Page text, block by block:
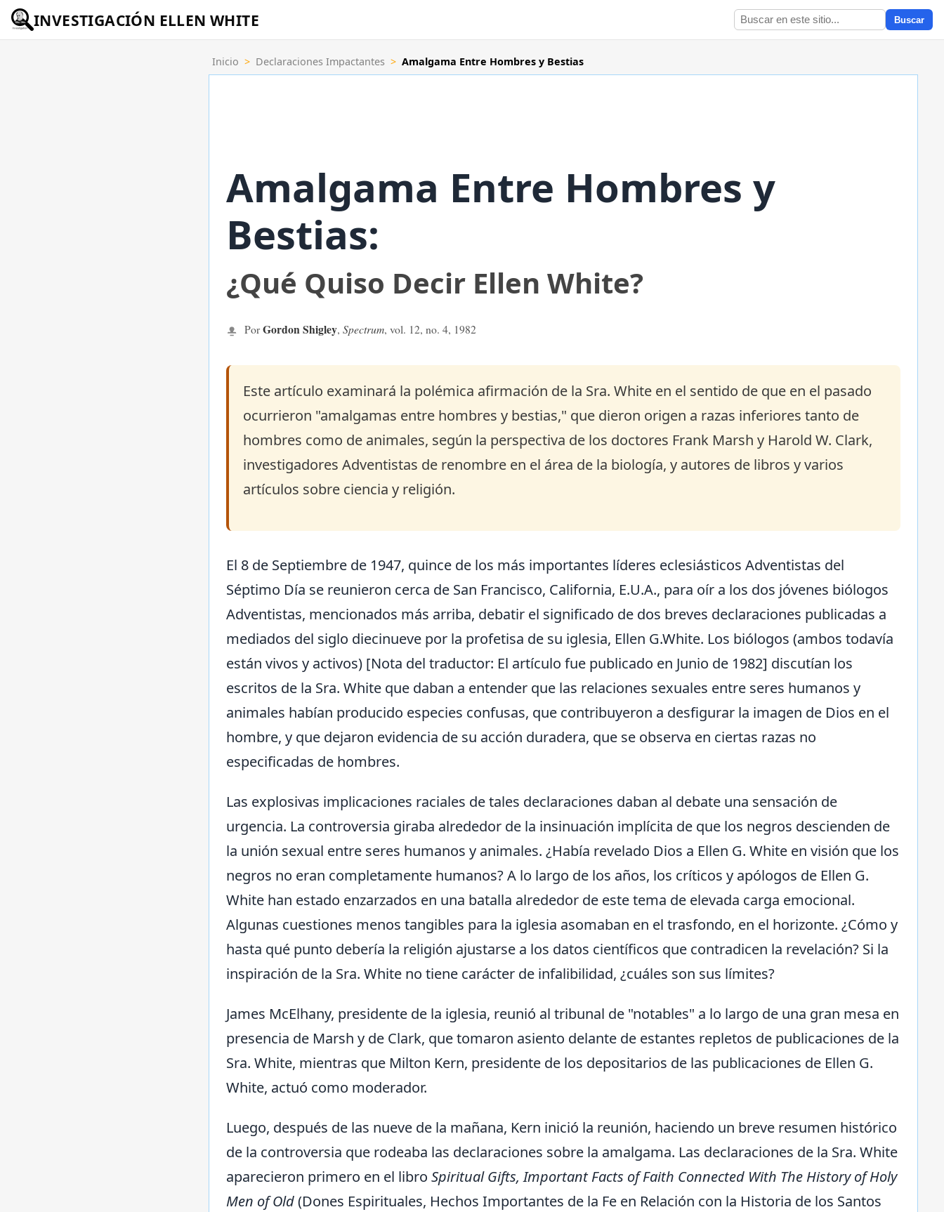
INVESTIGACIÓN ELLEN WHITE Buscar
Inicio > Declaraciones Impactantes > Amalgama Entre Hombres y Bestias
Amalgama Entre Hombres y
Bestias:
¿Qué Quiso Decir Ellen White?
PorGordon Shigley, Spectrum, vol. 12, no. 4, 1982
Este artículo examinará la polémica afirmación de la Sra. White en el sentido de que en el pasado
ocurrieron "amalgamas entre hombres y bestias," que dieron origen a razas inferiores tanto de
hombres como de animales, según la perspectiva de los doctores Frank Marsh y Harold W. Clark,
investigadores Adventistas de renombre en el área de la biología, y autores de libros y varios
artículos sobre ciencia y religión.
El 8 de Septiembre de 1947, quince de los más importantes líderes eclesiásticos Adventistas del
Séptimo Día se reunieron cerca de San Francisco, California, E.U.A., para oír a los dos jóvenes biólogos
Adventistas, mencionados más arriba, debatir el significado de dos breves declaraciones publicadas a
mediados del siglo diecinueve por la profetisa de su iglesia, Ellen G.White. Los biólogos (ambos todavía
están vivos y activos) [Nota del traductor: El artículo fue publicado en Junio de 1982] discutían los
escritos de la Sra. White que daban a entender que las relaciones sexuales entre seres humanos y
animales habían producido especies confusas, que contribuyeron a desfigurar la imagen de Dios en el
hombre, y que dejaron evidencia de su acción duradera, que se observa en ciertas razas no
especificadas de hombres.
Las explosivas implicaciones raciales de tales declaraciones daban al debate una sensación de
urgencia. La controversia giraba alrededor de la insinuación implícita de que los negros descienden de
la unión sexual entre seres humanos y animales. ¿Había revelado Dios a Ellen G. White en visión que los
negros no eran completamente humanos? A lo largo de los años, los críticos y apólogos de Ellen G.
White han estado enzarzados en una batalla alrededor de este tema de elevada carga emocional.
Algunas cuestiones menos tangibles para la iglesia asomaban en el trasfondo, en el horizonte. ¿Cómo y
hasta qué punto debería la religión ajustarse a los datos científicos que contradicen la revelación? Si la
inspiración de la Sra. White no tiene carácter de infalibilidad, ¿cuáles son sus límites?
James McElhany, presidente de la iglesia, reunió al tribunal de "notables" a lo largo de una gran mesa en
presencia de Marsh y de Clark, que tomaron asiento delante de estantes repletos de publicaciones de la
Sra. White, mientras que Milton Kern, presidente de los depositarios de las publicaciones de Ellen G.
White, actuó como moderador.
Luego, después de las nueve de la mañana, Kern inició la reunión, haciendo un breve resumen histórico
de la controversia que rodeaba las declaraciones sobre la amalgama. Las declaraciones de la Sra. White
aparecieron primero en el libro Spiritual Gifts, Important Facts of Faith Connected With The History of Holy
Men of Old(Dones Espirituales, Hechos Importantes de la Fe en Relación con la Historia de los Santos